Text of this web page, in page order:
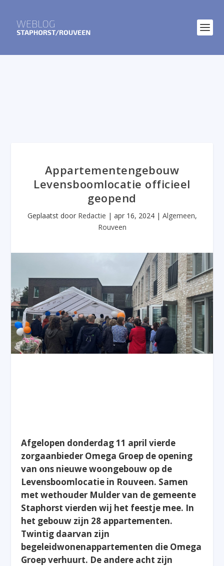
Appartementengebouw
Levensboomlocatie officieel
geopend
Geplaatst door Redactie | apr 16, 2024| Algemeen,
Rouveen
Afgelopen donderdag 11 april vierde
zorgaanbieder Omega Groep de opening
van ons nieuwe woongebouw op de
Levensboomlocatie in Rouveen. Samen
met wethouder Mulder van de gemeente
Staphorst vierden wij het feestje mee. In
het gebouw zijn 28 appartementen.
Twintig daarvan zijn
begeleidwonenappartementen die Omega
Groep verhuurt. De andere acht zijn